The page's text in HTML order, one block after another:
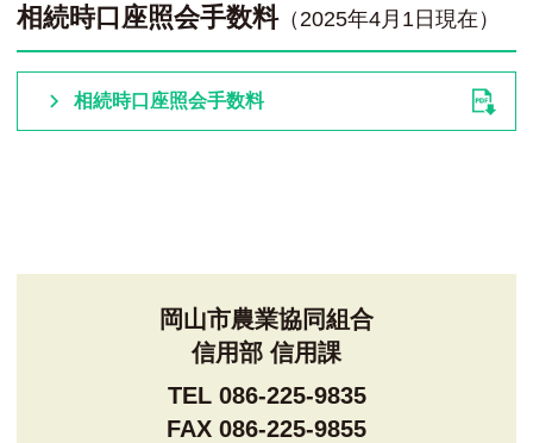
相続時口座照会手数料（2025年4月1日現在）
相続時口座照会手数料
岡山市農業協同組合
信用部 信用課
TEL 086-225-9835
FAX 086-225-9855